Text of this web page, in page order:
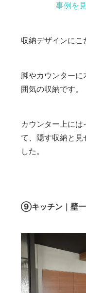
事例を
収納デザインにこ
脚やカウンター
囲気の収納です。
カウンター上に
て、隠す収納と見
した。
⑨キッチン｜壁一